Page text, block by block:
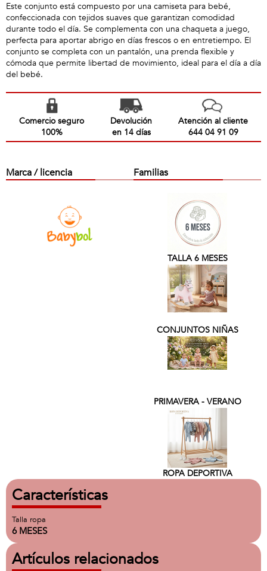
Este conjunto está compuesto por una camiseta para bebé,
confeccionada con tejidos suaves que garantizan comodidad
durante todo el día. Se complementa con una chaqueta a juego,
perfecta para aportar abrigo en días frescos o en entretiempo. El
conjunto se completa con un pantalón, una prenda flexible y
cómoda que permite libertad de movimiento, ideal para el día a día
del bebé.
Comercio seguro
100%
Devolución
en 14 días
Atención al cliente
644 04 91 09
Marca / licencia Familias
TALLA 6 MESES
CONJUNTOS NIÑAS
PRIMAVERA - VERANO
ROPA DEPORTIVA
Características
Talla ropa
6 MESES
Artículos relacionados